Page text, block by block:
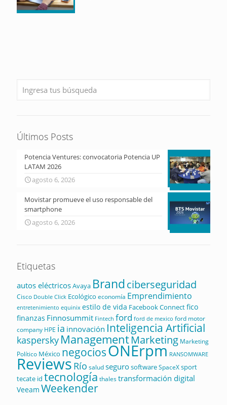
Últimos Posts
Potencia Ventures: convocatoria Potencia UP
LATAM 2026
agosto 6, 2026
Movistar promueve el uso responsable del
smartphone
agosto 6, 2026
Etiquetas
autos eléctricosAvaya Brandciberseguridad
Cisco Double Click Ecológico economía Emprendimiento
entretenimiento equinix estilo de vida Facebook Connectfico
finanzas Finnosummit Fintech ford ford de mexico ford motor
company HPE ia innovación Inteligencia Artificial
kaspersky ManagementMarketing Marketing
Político México negociosONErpm RANSOMWARE
Reviews Río saludsegurosoftwareSpaceXsport
tecate id tecnología thalestransformación digital
Veeam Weekender